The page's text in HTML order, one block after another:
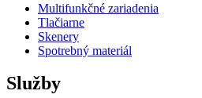
Multifunkčné zariadenia
Tlačiarne
Skenery
Spotrebný materiál
Služby